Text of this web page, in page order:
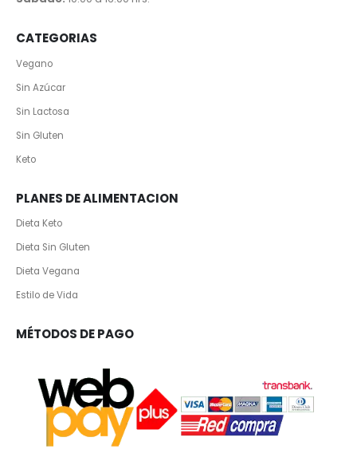
CATEGORIAS
Vegano
Sin Azúcar
Sin Lactosa
Sin Gluten
Keto
PLANES DE ALIMENTACION
Dieta Keto
Dieta Sin Gluten
Dieta Vegana
Estilo de Vida
MÉTODOS DE PAGO